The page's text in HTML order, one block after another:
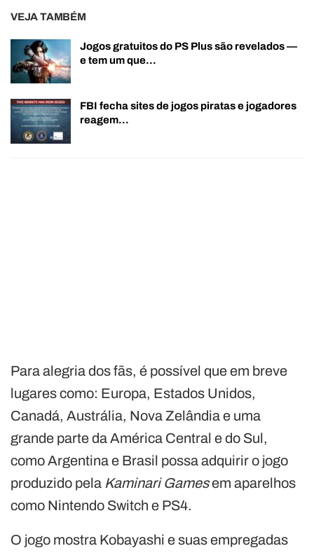
VEJA TAMBÉM
Jogos gratuitos do PS Plus são revelados —
e tem um que…
FBI fecha sites de jogos piratas e jogadores
reagem…
Para alegria dos fãs, é possível que em breve
lugares como: Europa, Estados Unidos,
Canadá, Austrália, Nova Zelândia e uma
grande parte da América Central e do Sul,
como Argentina e Brasil possa adquirir o jogo
produzido pela Kaminari Gamesem aparelhos
como Nintendo Switch e PS4.
O jogo mostra Kobayashi e suas empregadas